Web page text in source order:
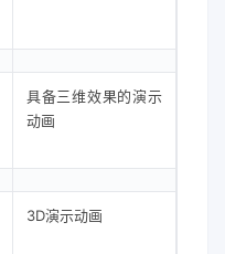
具备三维效果的演示
动画
3D演示动画